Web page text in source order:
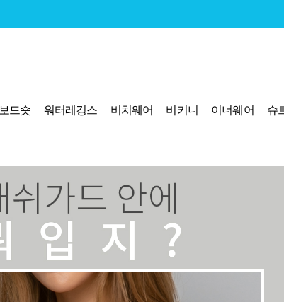
보드숏 워터레깅스 비치웨어 비키니 이너웨어 슈